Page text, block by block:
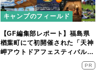
キャンプのフィールド
【GF編集部レポート】福島県
楢葉町にて初開催された「天神
岬アウトドアフェスティバル」
PR